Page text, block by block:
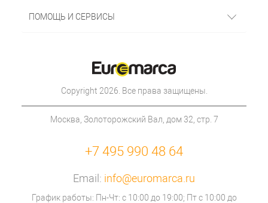
ПОМОЩЬ И СЕРВИСЫ
Copyright 2026. Все права защищены.
Москва, Золоторожский Вал, дом 32, стр. 7
+7 495 990 48 64
Email: info@euromarca.ru
График работы: Пн-Чт: с 10:00 до 19:00; Пт с 10:00 до